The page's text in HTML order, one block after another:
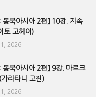
동북아시아 2편】 10강. 지속
토 고헤이)
2026
동북아시아 2편】 9강. 마르크
라타니 고진)
2026